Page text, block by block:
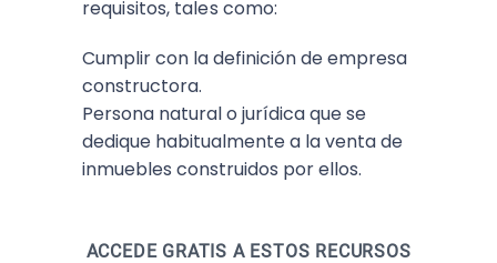
requisitos, tales como:
Cumplir con la definición de empresa
constructora.
Persona natural o jurídica que se
dedique habitualmente a la venta de
inmuebles construidos por ellos.
ACCEDE GRATIS A ESTOS RECURSOS